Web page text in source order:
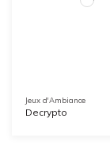
Jeux d'Ambiance
Decrypto